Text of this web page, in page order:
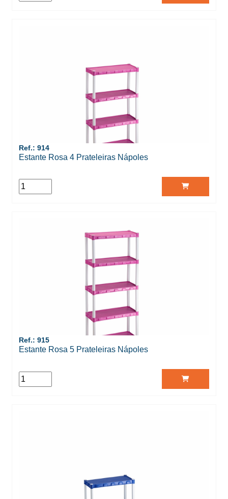
Ref.: 914
Estante Rosa 4 Prateleiras Nápoles
Ref.: 915
Estante Rosa 5 Prateleiras Nápoles